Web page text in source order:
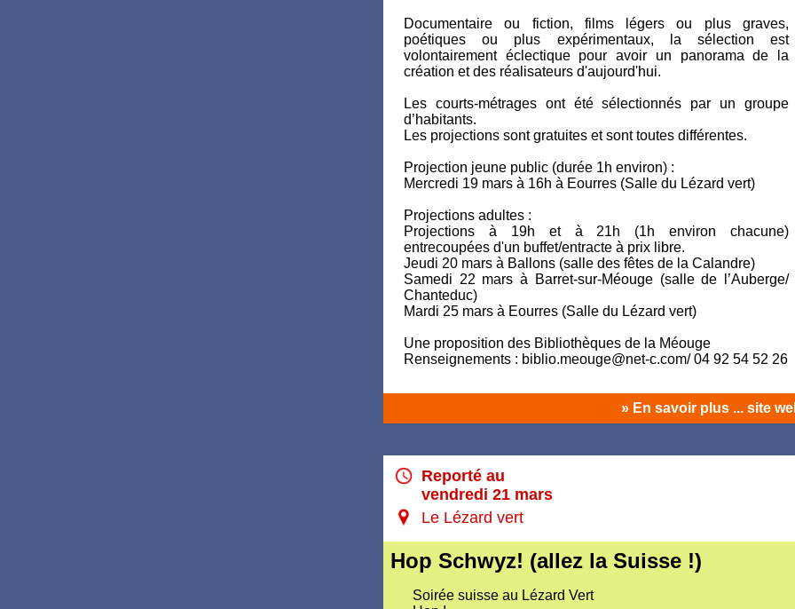
Documentaire ou fiction, films légers ou plus graves,
poétiques ou plus expérimentaux, la sélection est
volontairement éclectique pour avoir un panorama de la
création et des réalisateurs d'aujourd'hui.
Les courts-métrages ont été sélectionnés par un groupe
d’habitants.
Les projections sont gratuites et sont toutes différentes.
Projection jeune public (durée 1h environ) :
Mercredi 19 mars à 16h à Eourres (Salle du Lézard vert)
Projections adultes :
Projections à 19h et à 21h (1h environ chacune)
entrecoupées d'un buffet/entracte à prix libre.
Jeudi 20 mars à Ballons (salle des fêtes de la Calandre)
Samedi 22 mars à Barret-sur-Méouge (salle de l’Auberge/
Chanteduc)
Mardi 25 mars à Eourres (Salle du Lézard vert)
Une proposition des Bibliothèques de la Méouge
Renseignements : biblio.meouge@net-c.com/ 04 92 54 52 26
» En savoir plus ... site
Reporté au
vendredi 21 mars
Le Lézard vert
Hop Schwyz! (allez la Suisse !)
Soirée suisse au Lézard Vert